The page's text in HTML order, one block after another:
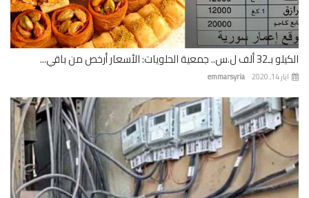
الحلويات: الأسعار أرخص من باقي...
emmarsyria